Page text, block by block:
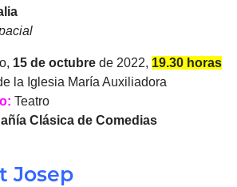
15 de octubre de 2022, 19.30 horas
la Iglesia María Auxiliadora
Teatro
Clásica de Comedias
Josep